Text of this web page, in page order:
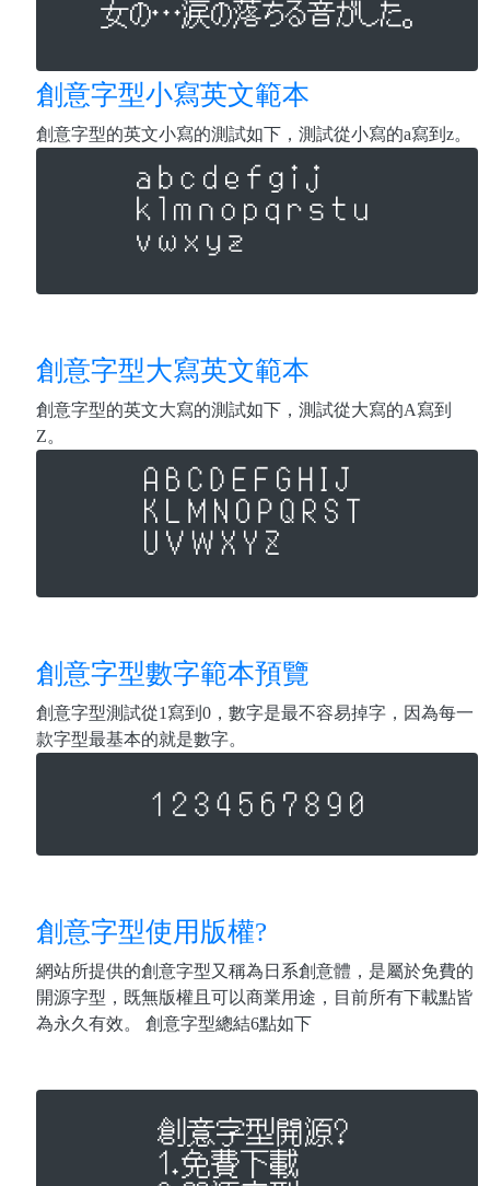
創意字型小寫英文範本
創意字型的英文小寫的測試如下，測試從小寫的a寫到z。
創意字型大寫英文範本
創意字型的英文大寫的測試如下，測試從大寫的A寫到
Z。
創意字型數字範本預覽
創意字型測試從1寫到0，數字是最不容易掉字，因為每一
款字型最基本的就是數字。
創意字型使用版權?
網站所提供的創意字型又稱為日系創意體，是屬於免費的
開源字型，既無版權且可以商業用途，目前所有下載點皆
為永久有效。 創意字型總結6點如下